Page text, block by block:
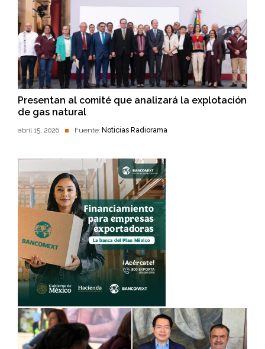
Presentan al comité que analizará la explotación
de gas natural
abril 15, 2026 Fuente: Noticias Radiorama